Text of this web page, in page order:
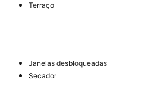
Terraço
Janelas desbloqueadas
Secador